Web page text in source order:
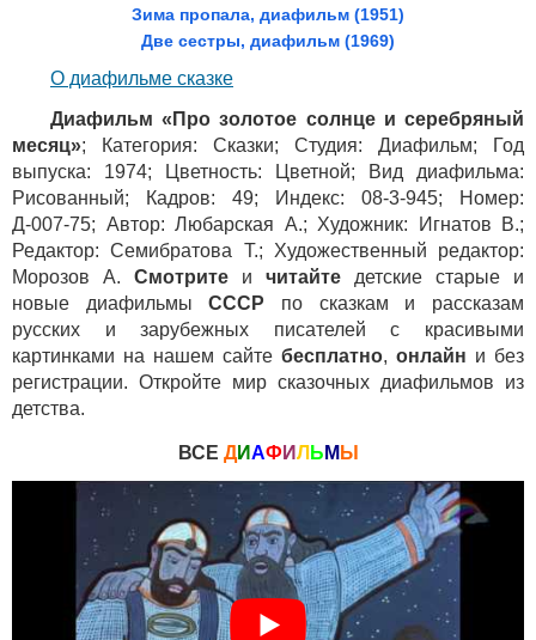
Зима пропала, диафильм (1951)
Две сестры, диафильм (1969)
О диафильме сказке
Диафильм «Про золотое солнце и серебряный
месяц»; Категория: Сказки; Студия: Диафильм; Год
выпуска: 1974; Цветность: Цветной; Вид диафильма:
Рисованный; Кадров: 49; Индекс: 08-3-945; Номер:
Д-007-75; Автор: Любарская А.; Художник: Игнатов В.;
Редактор: Семибратова Т.; Художественный редактор:
Морозов А. Смотрите и читайте детские старые и
новые диафильмыСССР по сказкам и рассказам
русских и зарубежных писателей с красивыми
картинками на нашем сайте бесплатно, онлайн и без
регистрации. Откройте мир сказочных диафильмов из
детства.
ВСЕ ДИАФ ИЛ Ь М Ы